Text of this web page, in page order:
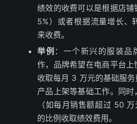
绩效的收费可以是根据店
5%）或者根据流量增长、
来收费。
举例 ：一个新兴的服装品
作，品牌希望在电商平台
收取每月 3 万元的基础服务
产品上架等基础工作。同
（如每月销售额超过 50
的比例收取绩效费用。